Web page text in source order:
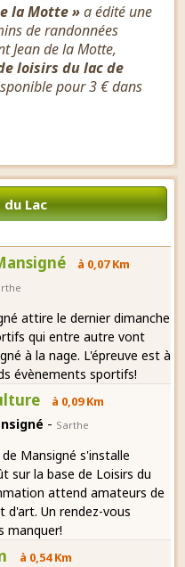
la Motte »a édité une
de randonnées
Jean de la Motte,
loisirs du lac de
pour 3 € dans
du Lac
à 0,07 Km
attire le dernier dimanche
qui entre autre vont
à la nage. L'épreuve est à
évènements sportifs!
à 0,09 Km
- Sarthe
Mansigné s'installe
sur la base de Loisirs du
attend amateurs de
d'art. Un rendez-vous
manquer!
à 0,54 Km